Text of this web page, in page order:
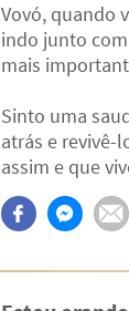
Vovó, quando
indo junto
mais
Sinto uma
atrás e revivê-
assim e que